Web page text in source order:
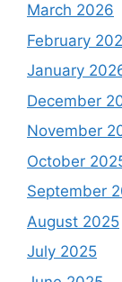
March 2026
February
January
December
November
October
September
August 2025
July 2025